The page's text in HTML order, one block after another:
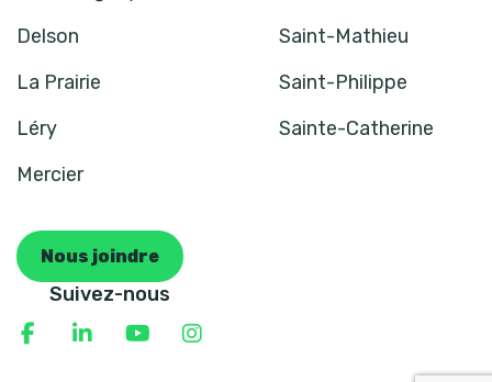
Delson
Saint-Mathieu
La Prairie
Saint-Philippe
Léry
Sainte-Catherine
Mercier
Nous joindre
Suivez-nous